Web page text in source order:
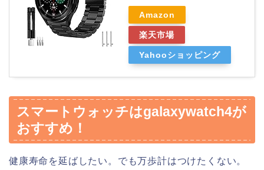
Amazon
楽天市場
Yahooショッピング
スマートウォッチはgalaxywatch4が
おすすめ！
健康寿命を延ばしたい。でも万歩計はつけたくない。